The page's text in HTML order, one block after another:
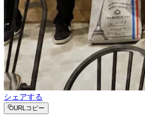
シェアする
URLコピー